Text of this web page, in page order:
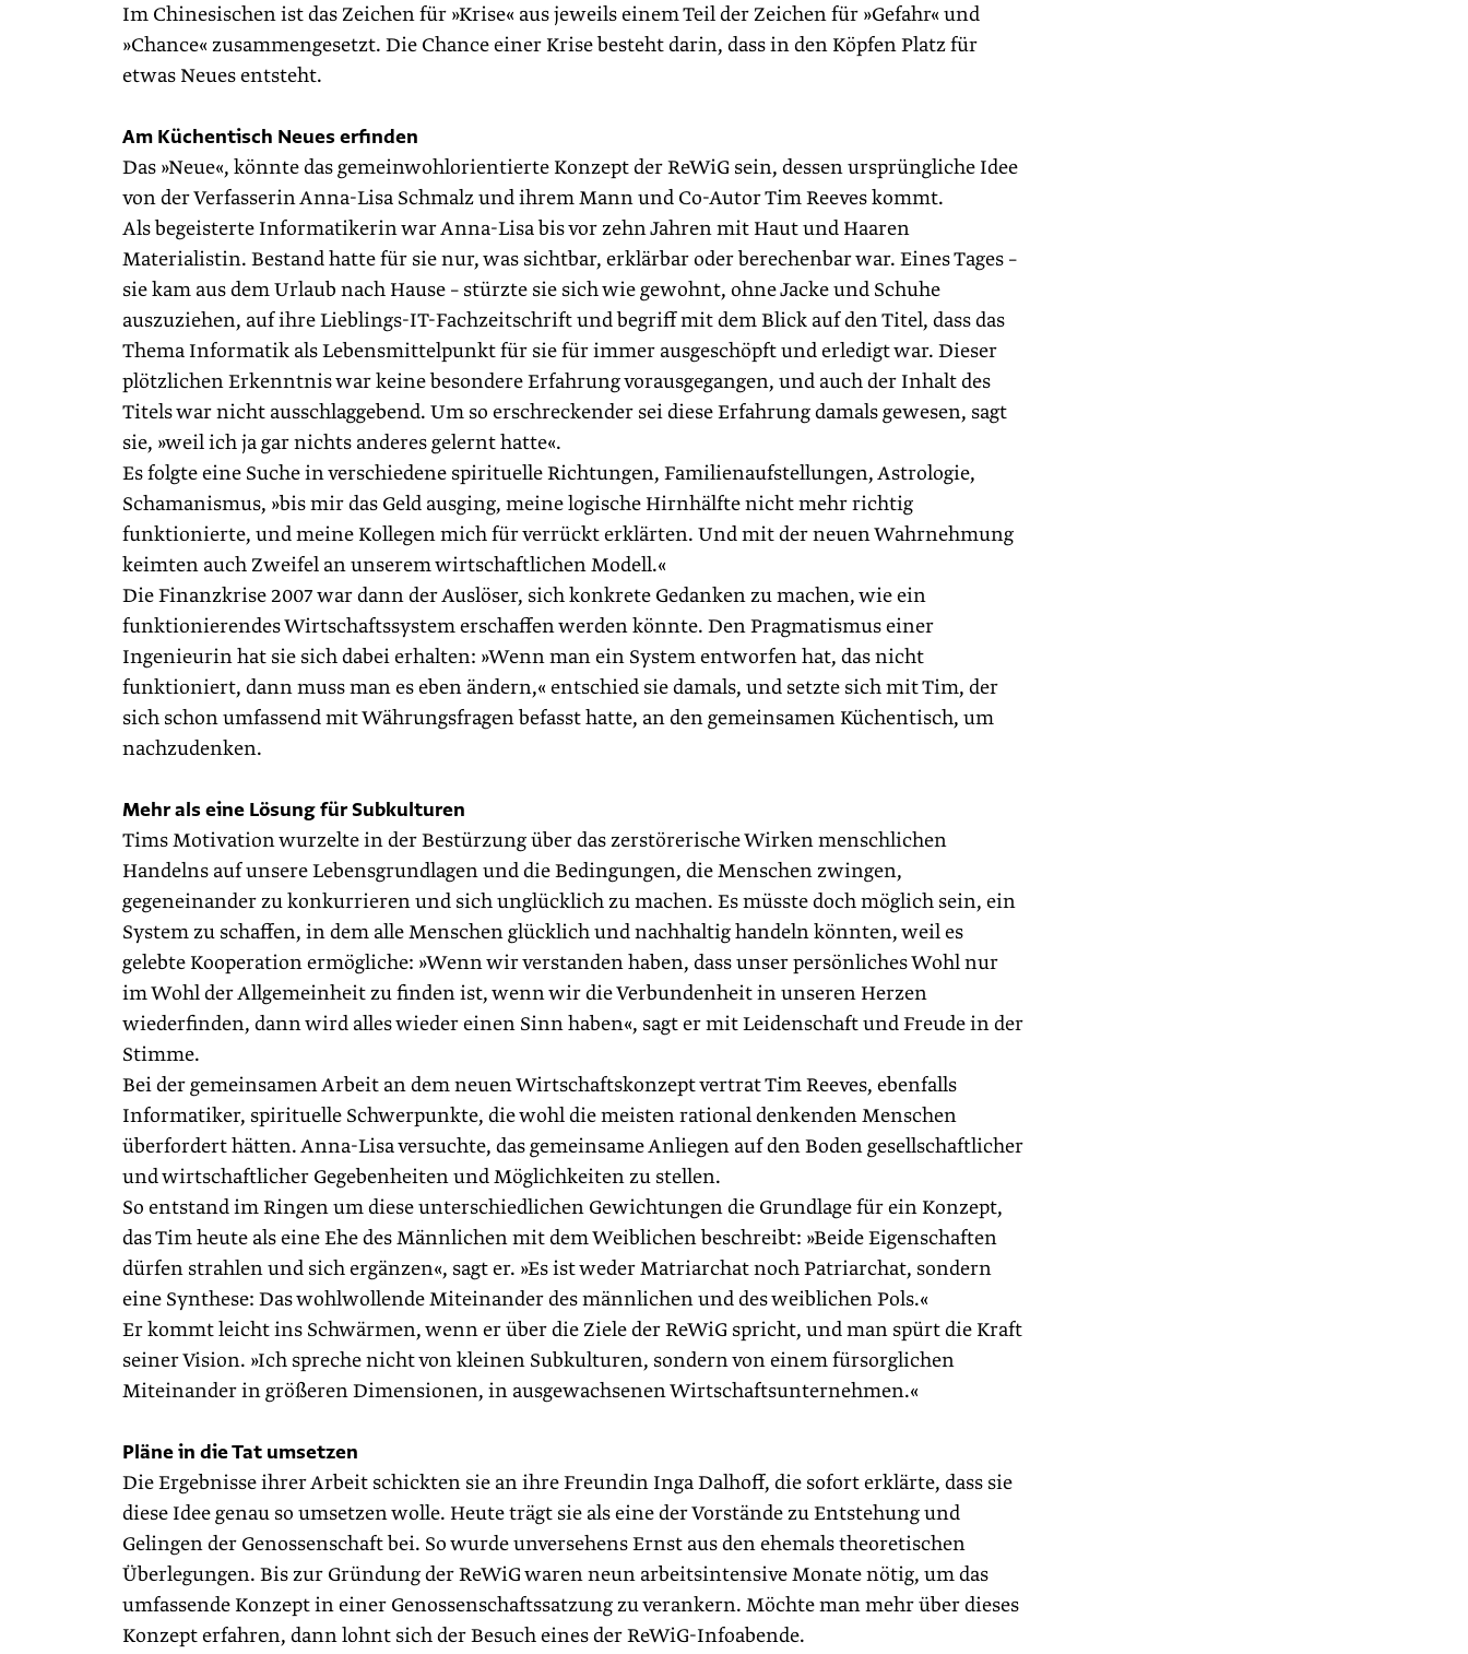
Im Chinesischen ist das Zeichen für »Krise« aus jeweils einem Teil der Zeichen für »Gefahr« und
»Chance« zusammengesetzt. Die Chance einer Krise besteht darin, dass in den Köpfen Platz für
etwas Neues entsteht.
Am Küchentisch Neues erfinden
Das »Neue«, könnte das gemeinwohl­orientierte Konzept der ReWiG sein, dessen ursprüngliche Idee
von der Verfasserin Anna-Lisa Schmalz und ihrem Mann und Co-Autor Tim Reeves kommt.
Als begeisterte Informatikerin war Anna-Lisa bis vor zehn Jahren mit Haut und Haaren
Materialistin. Bestand hatte für sie nur, was sichtbar, erklärbar oder berechenbar war. Eines Tages –
sie kam aus dem Urlaub nach Hause – stürzte sie sich wie gewohnt, ohne Jacke und Schuhe
auszuziehen, auf ihre Lieblings-IT-Fachzeitschrift und begriff mit dem Blick auf den Titel, dass das
Thema Informatik als Lebensmittelpunkt für sie für immer ausgeschöpft und erledigt war. Dieser
plötzlichen Erkenntnis war keine besondere Erfahrung vorausgegangen, und auch der Inhalt des
Titels war nicht ausschlaggebend. Um so erschreckender sei diese Erfahrung damals gewesen, sagt
sie, »weil ich ja gar nichts anderes gelernt hatte«.
Es folgte eine Suche in verschiedene spirituelle Richtungen, Familienaufstellungen, Astrologie,
Schamanismus, »bis mir das Geld ausging, meine logische Hirnhälfte nicht mehr richtig
funktionierte, und meine Kollegen mich für verrückt erklärten. Und mit der neuen Wahrnehmung
keimten auch Zweifel an unserem wirtschaftlichen Modell.«
Die Finanzkrise 2007 war dann der Auslöser, sich konkrete Gedanken zu machen, wie ein
funktionierendes Wirtschaftssystem erschaffen werden könnte. Den Pragmatismus einer
Ingenieurin hat sie sich dabei erhalten: »Wenn man ein System entworfen hat, das nicht
funktioniert, dann muss man es eben ändern,« entschied sie damals, und setzte sich mit Tim, der
sich schon umfassend mit Währungsfragen befasst hatte, an den gemeinsamen Küchentisch, um
nachzudenken.
Mehr als eine Lösung für Subkulturen
Tims Motivation wurzelte in der Bestürzung über das zerstörerische Wirken menschlichen
Handelns auf unsere Lebensgrundlagen und die Bedingungen, die Menschen zwingen,
gegeneinander zu konkurrieren und sich unglücklich zu machen. Es müsste doch möglich sein, ein
System zu schaffen, in dem alle Menschen glücklich und nachhaltig handeln könnten, weil es
gelebte Kooperation ermögliche: »Wenn wir verstanden haben, dass unser persönliches Wohl nur
im Wohl der Allgemeinheit zu finden ist, wenn wir die Verbundenheit in unseren Herzen
wiederfinden, dann wird alles wieder einen Sinn haben«, sagt er mit Leidenschaft und Freude in der
Stimme.
Bei der gemeinsamen Arbeit an dem neuen Wirtschaftskonzept vertrat Tim Reeves, ebenfalls
Informatiker, spirituelle Schwerpunkte, die wohl die meisten rational denkenden Menschen
überfordert hätten. Anna-Lisa versuchte, das gemeinsame Anliegen auf den Boden gesellschaftlicher
und wirtschaftlicher Gegebenheiten und Möglichkeiten zu stellen.
So entstand im Ringen um diese unterschiedlichen Gewichtungen die Grundlage für ein Konzept,
das Tim heute als eine Ehe des Männlichen mit dem Weiblichen beschreibt: »Beide Eigenschaften
dürfen strahlen und sich ergänzen«, sagt er. »Es ist weder Matriarchat noch Patriarchat, sondern
eine Synthese: Das wohlwollende Miteinander des männlichen und des weiblichen Pols.«
Er kommt leicht ins Schwärmen, wenn er über die Ziele der ReWiG spricht, und man spürt die Kraft
seiner Vision. »Ich spreche nicht von kleinen Subkulturen, sondern von einem fürsorglichen
Miteinander in größeren Dimensionen, in ausgewachsenen Wirtschaftsunternehmen.«
Pläne in die Tat umsetzen
Die Ergebnisse ihrer Arbeit schickten sie an ihre Freundin Inga Dalhoff, die sofort erklärte, dass sie
diese Idee genau so umsetzen wolle. Heute trägt sie als eine der Vorstände zu Entstehung und
Gelingen der Genossenschaft bei. So wurde unversehens Ernst aus den ehemals theoretischen
Überlegungen. Bis zur Gründung der ReWiG waren neun arbeitsintensive Monate nötig, um das
umfassende Konzept in einer Genossenschaftssatzung zu verankern. Möchte man mehr über dieses
Konzept erfahren, dann lohnt sich der Besuch eines der ReWiG-Infoabende.